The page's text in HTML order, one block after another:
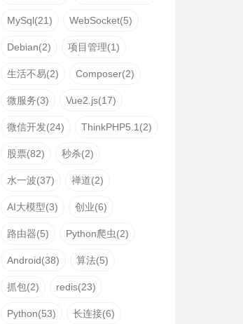
MySql(21) WebSocket(5)
Debian(2) 项目管理(1)
生活不易(2) Composer(2)
微服务(3) Vue2.js(17)
微信开发(24) ThinkPHP5.1(2)
股票(82) 秒杀(2)
水一波(37) 禅道(2)
AI大模型(3) 创业(6)
路由器(5) Python爬虫(2)
Android(38) 算法(5)
抓包(2) redis(23)
Python(53) 长连接(6)